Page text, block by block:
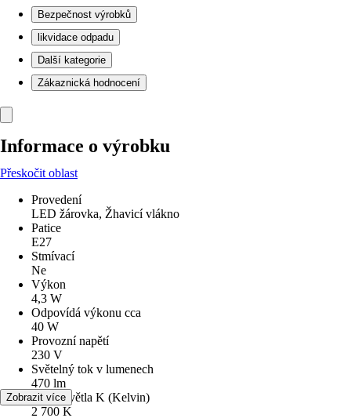
Bezpečnost výrobků
likvidace odpadu
Další kategorie
Zákaznická hodnocení
Informace o výrobku
Přeskočit oblast
Provedení
LED žárovka, Žhavicí vlákno
Patice
E27
Stmívací
Ne
Výkon
4,3 W
Odpovídá výkonu cca
40 W
Provozní napětí
230 V
Světelný tok v lumenech
470 lm
Barva světla K (Kelvin)
2 700 K
Zobrazit více